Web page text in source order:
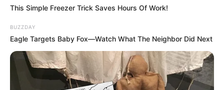
This Simple Freezer Trick Saves Hours Of Work!
BUZZDAY
Eagle Targets Baby Fox—Watch What The Neighbor Did Next